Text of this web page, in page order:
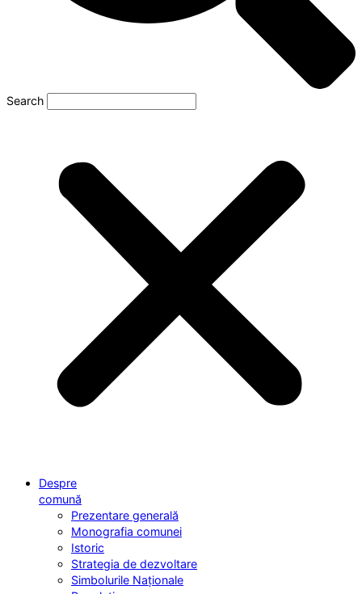
Search
Despre
comună
Prezentare generală
Monografia comunei
Istoric
Strategia de dezvoltare
Simbolurile Naționale